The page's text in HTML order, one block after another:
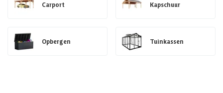
Carport Kapschuur
Opbergen Tuinkassen